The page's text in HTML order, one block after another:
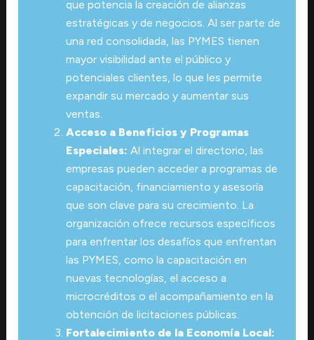
que potencia la creación de alianzas
estratégicas y de negocios. Al ser parte de
una red consolidada, las PYMES tienen
mayor visibilidad ante el público y
potenciales clientes, lo que les permite
expandir su mercado y aumentar sus
ventas.
Acceso a Beneficios y Programas
Especiales: Al integrar el directorio, las
empresas pueden acceder a programas de
capacitación, financiamiento y asesoría
que son clave para su crecimiento. La
organización ofrece recursos específicos
para enfrentar los desafíos que enfrentan
las PYMES, como la capacitación en
nuevas tecnologías, el acceso a
microcréditos o el acompañamiento en la
obtención de licitaciones públicas.
Fortalecimiento de la Economía Local: